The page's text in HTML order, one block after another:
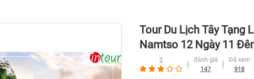
Tour Du Lịch Tây Tạng
Namtso 12 Ngày 11
3
đánh giá
147
Đã xem
918